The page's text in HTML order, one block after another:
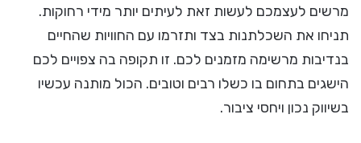
מרשים לעצמכם לעשות זאת לעיתים יותר מידי רחוקות.
תניחו את השכלתנות בצד ותזרמו עם החוויות שהחיים
בנדיבות מרשימה מזמנים לכם. זו תקופה בה צפויים לכם
הישגים בתחום בו כשלו רבים וטובים. הכול מותנה עכשיו
בשיווק נכון ויחסי ציבור.